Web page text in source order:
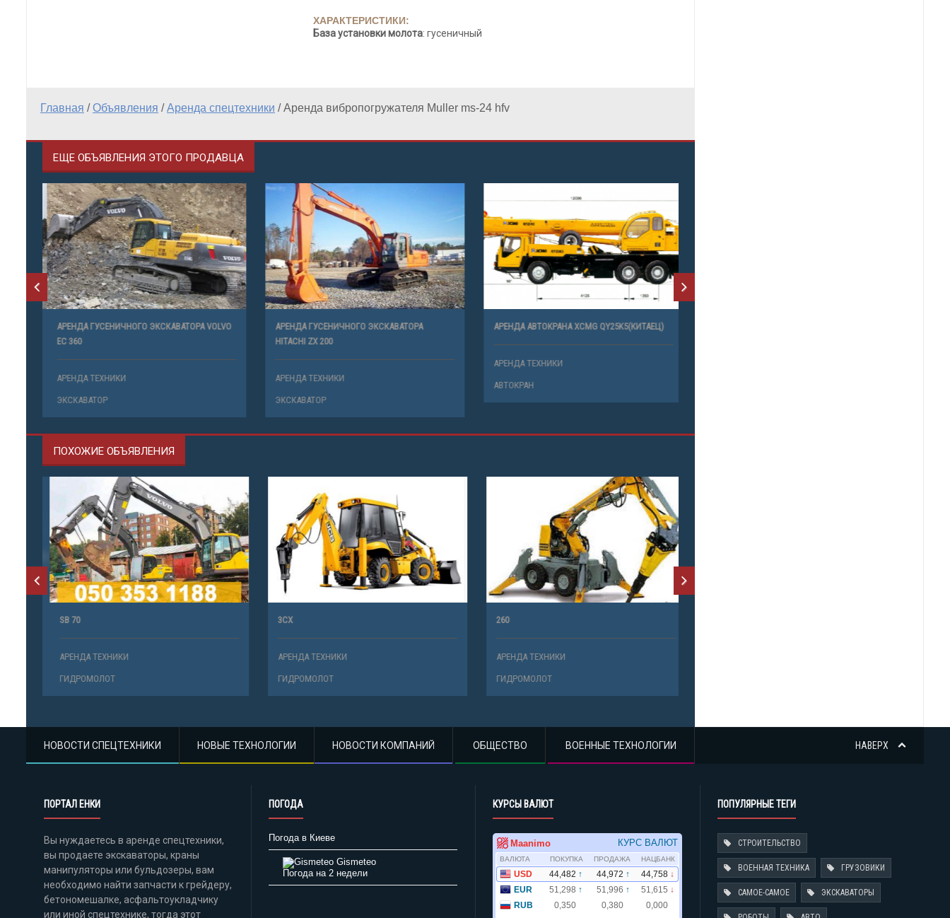
ХАРАКТЕРИСТИКИ:
База установки молота: гусеничный
Главная /Объявления /Аренда спецтехники /Аренда вибропогружателя Muller ms-24 hfv
ЕЩЕ ОБЪЯВЛЕНИЯ ЭТОГО ПРОДАВЦА
АРЕНДА ГУСЕНИЧНОГО ЭКСКАВАТОРА VOLVO
EC 360
АРЕНДА ТЕХНИКИ
ЭКСКАВАТОР
АРЕНДА ГУСЕНИЧНОГО ЭКСКАВАТОРА
HITACHI ZX 200
АРЕНДА ТЕХНИКИ
ЭКСКАВАТОР
АРЕНДА АВТОКРАНА XCMG QY25K5(КИТАЕЦ)
АРЕНДА ТЕХНИКИ
АВТОКРАН
ПОХОЖИЕ ОБЪЯВЛЕНИЯ
SB 70
АРЕНДА ТЕХНИКИ
ГИДРОМОЛОТ
3СХ
АРЕНДА ТЕХНИКИ
ГИДРОМОЛОТ
260
АРЕНДА ТЕХНИКИ
ГИДРОМОЛОТ
НАВЕРХ
НОВОСТИ СПЕЦТЕХНИКИ НОВЫЕ ТЕХНОЛОГИИ НОВОСТИ КОМПАНИЙ ОБЩЕСТВО ВОЕННЫЕ ТЕХНОЛОГИИ
ПОРТАЛ ЕНКИ
Вы нуждаетесь в аренде спецтехники,
вы продаете экскаваторы, краны
манипуляторы или бульдозеры, вам
необходимо найти запчасти к грейдеру,
бетономешалке, асфальтоукладчику
или иной спецтехнике, тогда этот
ПОГОДА
Погода в Киеве
Gismeteo
Погода на 2 недели
КУРСЫ ВАЛЮТ ПОПУЛЯРНЫЕ ТЕГИ
СТРОИТЕЛЬСТВО
ВОЕННАЯ ТЕХНИКА ГРУЗОВИКИ
САМОЕ-САМОЕ ЭКСКАВАТОРЫ